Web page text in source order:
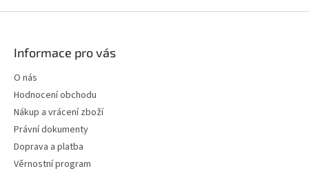
Informace pro vás
O nás
Hodnocení obchodu
Nákup a vrácení zboží
Právní dokumenty
Doprava a platba
Věrnostní program